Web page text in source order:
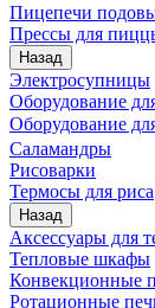
Пицепечи
Прессы для
Назад
Электросупницы
Оборудование
Оборудование
Саламандры
Рисоварки
Термосы для риса
Назад
Аксессуары для
Тепловые шкафы
Конвекционные
Ротационные